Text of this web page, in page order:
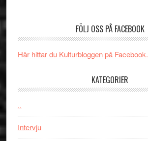
FÖLJ OSS PÅ FACEBOOK
Här hittar du Kulturbloggen på Facebook.
KATEGORIER
..
Intervju